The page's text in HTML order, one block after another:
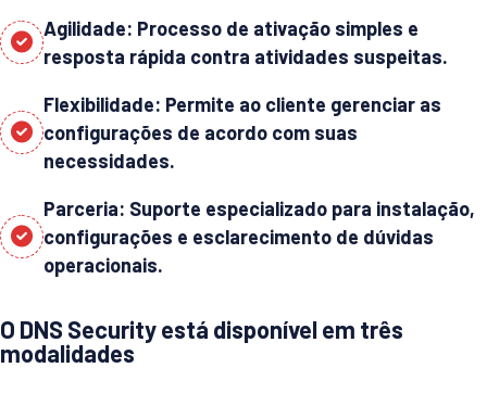
Agilidade: Processo de ativação simples e
resposta rápida contra atividades suspeitas.
Flexibilidade: Permite ao cliente gerenciar as
configurações de acordo com suas
necessidades.
Parceria: Suporte especializado para instalação,
configurações e esclarecimento de dúvidas
operacionais.
O DNS Security está disponível em três
modalidades